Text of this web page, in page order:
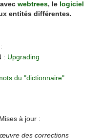
avecwebtrees, le logiciel
entités différentes.
: Upgrading
du "dictionnaire"
à jour :
des corrections